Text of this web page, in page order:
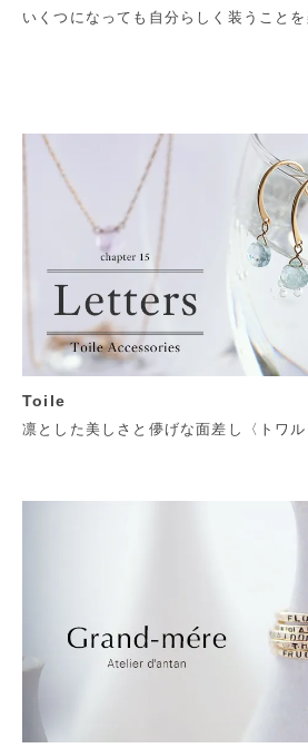
いくつになっても自分らしく装うこと
Toile
凛とした美しさと儚げな面差し〈トワル